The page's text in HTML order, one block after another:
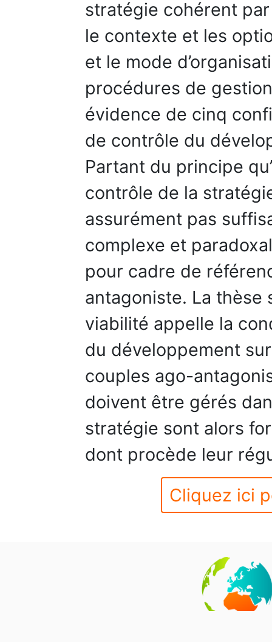
stratégie cohérent
le contexte et les
et le mode
procédures de
évidence de cinq
de contrôle du
Partant du principe
contrôle de la
assurément pas
complexe et
pour cadre de
antagoniste. La thèse
viabilité appelle la
du développement
couples ago-
doivent être gérés
stratégie sont alors
dont procède leur
Cliquez ici